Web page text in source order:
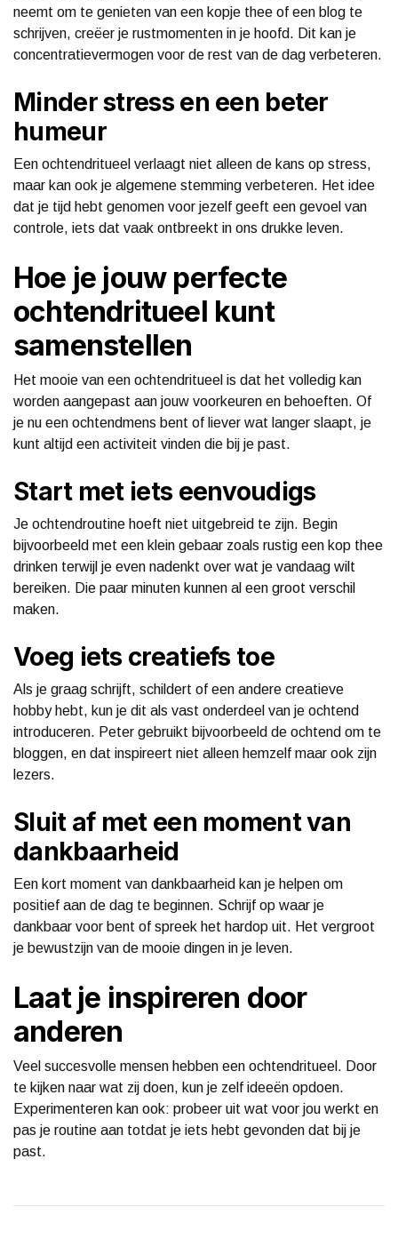
neemt om te genieten van een kopje thee of een blog te
schrijven, creëer je rustmomenten in je hoofd. Dit kan je
concentratievermogen voor de rest van de dag verbeteren.
Minder stress en een beter
humeur
Een ochtendritueel verlaagt niet alleen de kans op stress,
maar kan ook je algemene stemming verbeteren. Het idee
dat je tijd hebt genomen voor jezelf geeft een gevoel van
controle, iets dat vaak ontbreekt in ons drukke leven.
Hoe je jouw perfecte
ochtendritueel kunt
samenstellen
Het mooie van een ochtendritueel is dat het volledig kan
worden aangepast aan jouw voorkeuren en behoeften. Of
je nu een ochtendmens bent of liever wat langer slaapt, je
kunt altijd een activiteit vinden die bij je past.
Start met iets eenvoudigs
Je ochtendroutine hoeft niet uitgebreid te zijn. Begin
bijvoorbeeld met een klein gebaar zoals rustig een kop thee
drinken terwijl je even nadenkt over wat je vandaag wilt
bereiken. Die paar minuten kunnen al een groot verschil
maken.
Voeg iets creatiefs toe
Als je graag schrijft, schildert of een andere creatieve
hobby hebt, kun je dit als vast onderdeel van je ochtend
introduceren. Peter gebruikt bijvoorbeeld de ochtend om te
bloggen, en dat inspireert niet alleen hemzelf maar ook zijn
lezers.
Sluit af met een moment van
dankbaarheid
Een kort moment van dankbaarheid kan je helpen om
positief aan de dag te beginnen. Schrijf op waar je
dankbaar voor bent of spreek het hardop uit. Het vergroot
je bewustzijn van de mooie dingen in je leven.
Laat je inspireren door
anderen
Veel succesvolle mensen hebben een ochtendritueel. Door
te kijken naar wat zij doen, kun je zelf ideeën opdoen.
Experimenteren kan ook: probeer uit wat voor jou werkt en
pas je routine aan totdat je iets hebt gevonden dat bij je
past.